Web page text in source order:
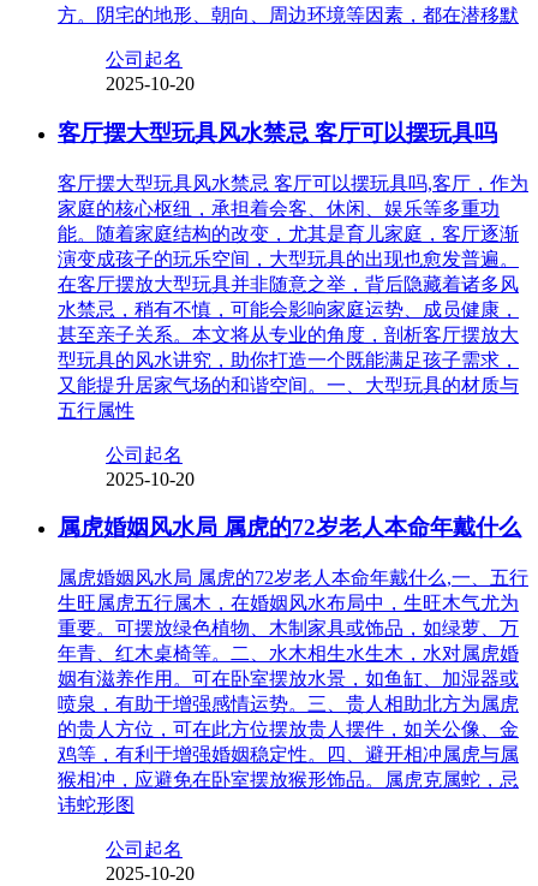
方。阴宅的地形、朝向、周边环境等因素，都在潜移默
公司起名
2025-10-20
客厅摆大型玩具风水禁忌 客厅可以摆玩具吗
客厅摆大型玩具风水禁忌 客厅可以摆玩具吗,客厅，作为
家庭的核心枢纽，承担着会客、休闲、娱乐等多重功
能。随着家庭结构的改变，尤其是育儿家庭，客厅逐渐
演变成孩子的玩乐空间，大型玩具的出现也愈发普遍。
在客厅摆放大型玩具并非随意之举，背后隐藏着诸多风
水禁忌，稍有不慎，可能会影响家庭运势、成员健康，
甚至亲子关系。本文将从专业的角度，剖析客厅摆放大
型玩具的风水讲究，助你打造一个既能满足孩子需求，
又能提升居家气场的和谐空间。一、大型玩具的材质与
五行属性
公司起名
2025-10-20
属虎婚姻风水局 属虎的72岁老人本命年戴什么
属虎婚姻风水局 属虎的72岁老人本命年戴什么,一、五行
生旺属虎五行属木，在婚姻风水布局中，生旺木气尤为
重要。可摆放绿色植物、木制家具或饰品，如绿萝、万
年青、红木桌椅等。二、水木相生水生木，水对属虎婚
姻有滋养作用。可在卧室摆放水景，如鱼缸、加湿器或
喷泉，有助于增强感情运势。三、贵人相助北方为属虎
的贵人方位，可在此方位摆放贵人摆件，如关公像、金
鸡等，有利于增强婚姻稳定性。四、避开相冲属虎与属
猴相冲，应避免在卧室摆放猴形饰品。属虎克属蛇，忌
讳蛇形图
公司起名
2025-10-20